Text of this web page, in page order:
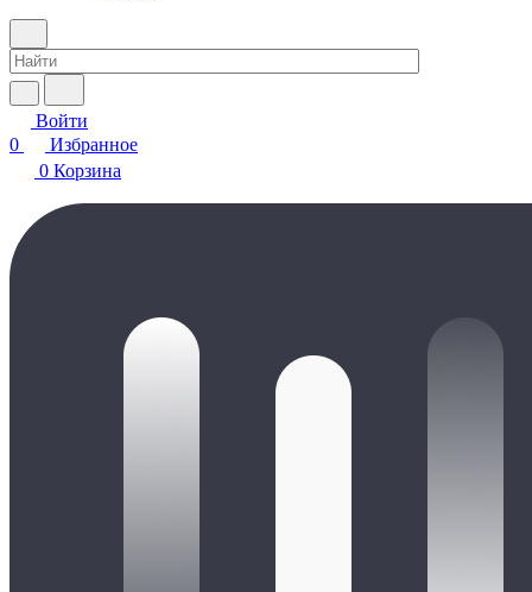
Войти
0
Избранное
0 Корзина